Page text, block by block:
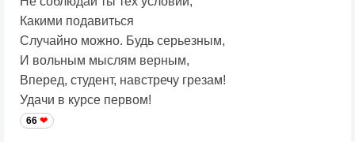
Какими подавиться
Случайно можно. Будь серьезным,
И вольным мыслям верным,
Вперед, студент, навстречу грезам!
Удачи в курсе первом!
66